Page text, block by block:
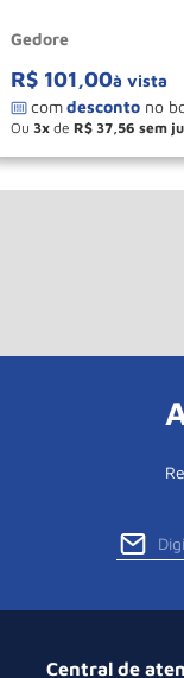
Gedore
R$ 101,00à vista
Ou 3 de R$ 37,56
＋
－
Central de